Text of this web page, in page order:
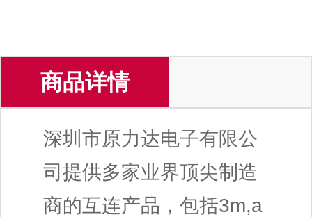
商品详情
深圳市原力达电子有限公
司提供多家业界顶尖制造
商的互连产品，包括3m,a